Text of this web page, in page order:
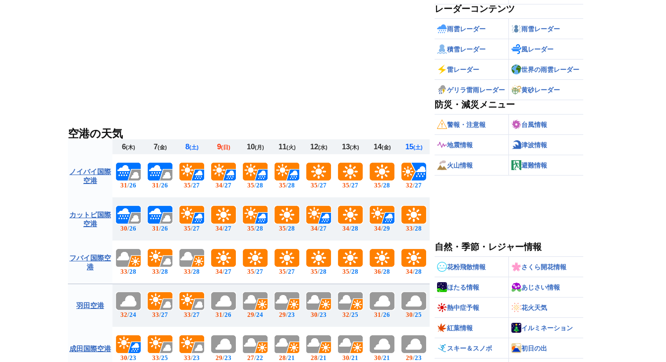
空港の天気
ノイバイ国際
空港
カットビ国際
空港
フバイ国際空
港
羽田空港
成田国際空港
6(木)
31/26
30/26
33/28
32/24
30/23
7(金)
31/26
31/26
33/28
33/27
33/25
8(土)
35/27
35/27
33/28
33/27
33/23
9(日)
34/27
34/27
34/27
31/26
29/23
10(月)
35/28
35/28
35/27
29/24
27/22
11(火)
35/28
35/28
35/27
29/23
28/21
12(水)
35/27
34/27
35/28
30/23
28/21
13(木)
35/27
34/28
35/28
32/25
30/21
14(金)
35/28
34/29
36/28
31/26
30/21
15(土)
32/27
33/28
34/28
30/25
29/23
レーダーコンテンツ
雨雲レーダー 雨雪レーダー
積雪レーダー 風レーダー
雷レーダー 世界の雨雲レーダー
ゲリラ雷雨レーダー 黄砂レーダー
防災・減災メニュー
警報・注意報 台風情報
地震情報 津波情報
火山情報 避難情報
自然・季節・レジャー情報
花粉飛散情報 さくら開花情報
ほたる情報 あじさい情報
熱中症予報 花火天気
紅葉情報 イルミネーション
スキー＆スノボ 初日の出